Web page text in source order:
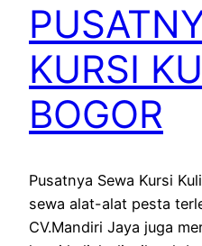
KURSI
BOGOR
Pusatnya Sewa Kursi
sewa alat-alat pesta
CV.Mandiri Jaya juga